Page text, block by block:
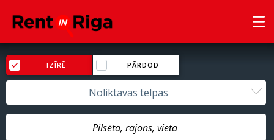
IZĪRĒ PĀRDOD
Noliktavas telpas